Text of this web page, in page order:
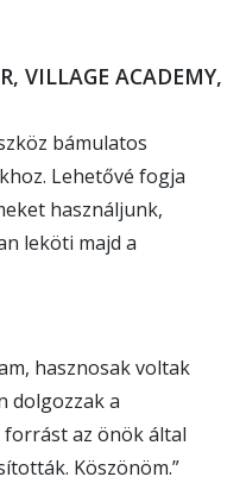
VILLAGE ACADEMY,
bámulatos
Lehetővé fogja
használjunk,
leköti majd a
hasznosak voltak
dolgozzak a
az önök által
Köszönöm.”